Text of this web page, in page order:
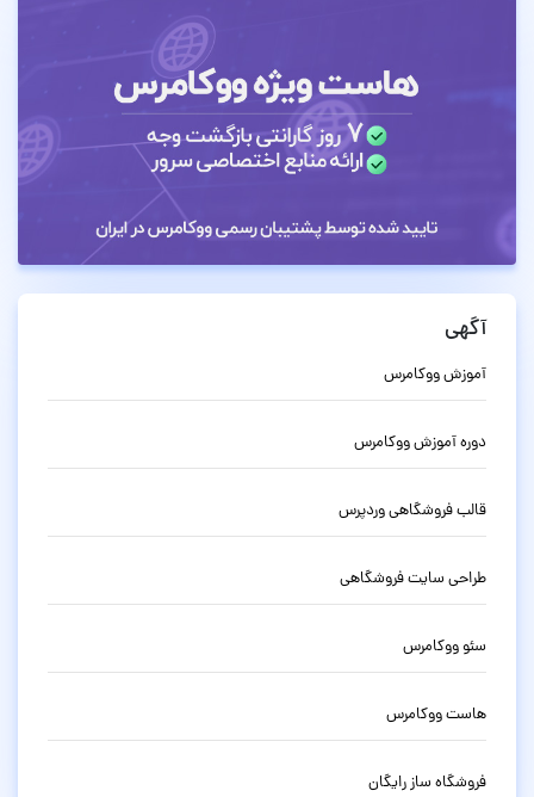
آگهی
آموزش ووکامرس
دوره آموزش ووکامرس
قالب فروشگاهی وردپرس
طراحی سایت فروشگاهی
سئو ووکامرس
هاست ووکامرس
فروشگاه ساز رایگان